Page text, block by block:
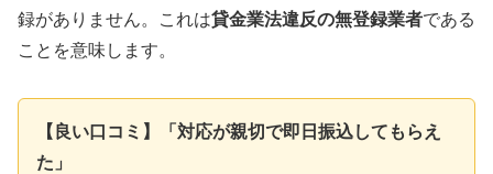
録がありません。これは貸金業法違反の無登録業者である
ことを意味します。
【良い口コミ】「対応が親切で即日振込してもらえ
た」